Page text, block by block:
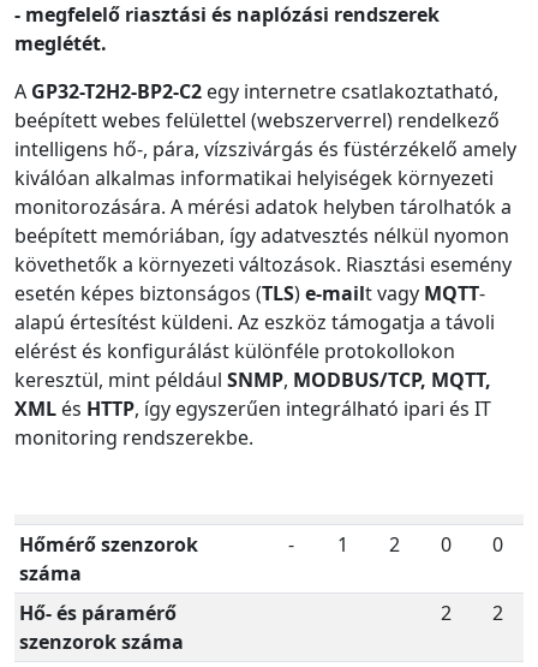
- megfelelő riasztási és naplózási rendszerek
meglétét.
A GP32-T2H2-BP2-C2 egy internetre csatlakoztatható,
beépített webes felülettel (webszerverrel) rendelkező
intelligens hő-, pára, vízszivárgás és füstérzékelő amely
kiválóan alkalmas informatikai helyiségek környezeti
monitorozására. A mérési adatok helyben tárolhatók a
beépített memóriában, így adatvesztés nélkül nyomon
követhetők a környezeti változások. Riasztási esemény
esetén képes biztonságos (TLS)e-mailt vagy MQTT-
alapú értesítést küldeni. Az eszköz támogatja a távoli
elérést és konfigurálást különféle protokollokon
keresztül, mint például SNMP, MODBUS/TCP, MQTT,
XML és HTTP, így egyszerűen integrálható ipari és IT
monitoring rendszerekbe.
Hőmérő szenzorok
száma
- 1 2 0 0
Hő- és páramérő
szenzorok száma
2 2